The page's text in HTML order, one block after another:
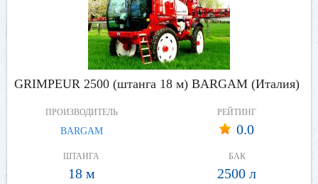
GRIMPEUR 2500 (штанга 18 м) BARGAM (Италия)
ПРОИЗВОДИТЕЛЬ
BARGAM
РЕЙТИНГ
0.0
ШТАНГА
18 м
БАК
2500 л